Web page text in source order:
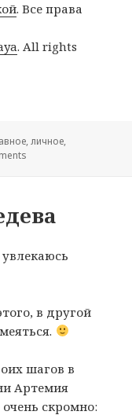
. Все права
. All rights
,личное,
в другой
шагов в
Артемия
скромно: